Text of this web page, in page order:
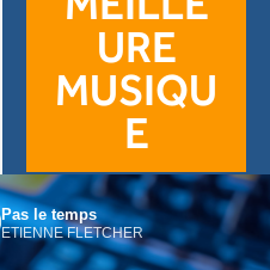
Pas le temps
ETIENNE FLETCHER